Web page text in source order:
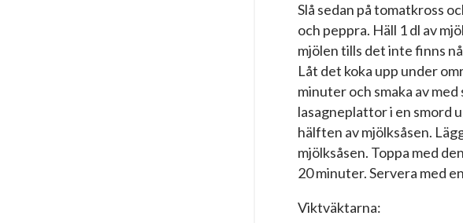
Slå sedan på tomatkross
och peppra. Häll 1 dl av
mjölen tills det inte finns
Låt det koka upp under
minuter och smaka av
lasagneplattor i en smord
hälften av mjölksåsen.
mjölksåsen. Toppa med
20 minuter. Servera med
Viktväktarna: